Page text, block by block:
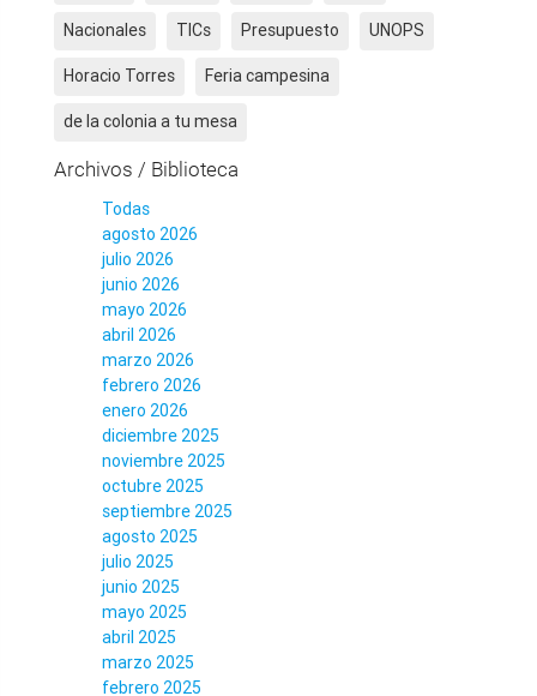
Nacionales TICs Presupuesto UNOPS
Horacio Torres Feria campesina
de la colonia a tu mesa
Archivos / Biblioteca
Todas
agosto 2026
julio 2026
junio 2026
mayo 2026
abril 2026
marzo 2026
febrero 2026
enero 2026
diciembre 2025
noviembre 2025
octubre 2025
septiembre 2025
agosto 2025
julio 2025
junio 2025
mayo 2025
abril 2025
marzo 2025
febrero 2025